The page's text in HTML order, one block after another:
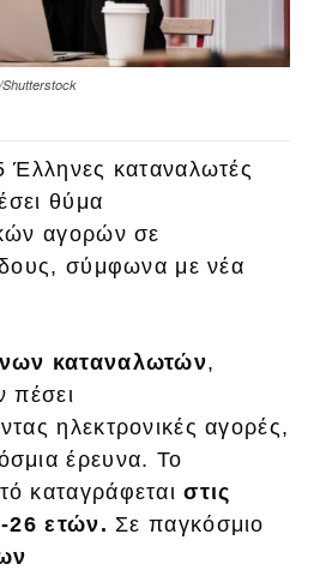
Έλληνες καταναλωτές
θύμα
αγορών σε
σύμφωνα με νέα
καταναλωτών,
πέσει
ηλεκτρονικές αγορές,
έρευνα. Το
καταγράφεταιστις
26 ετών. Σε παγκόσμιο